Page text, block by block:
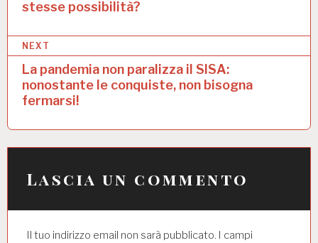
g
a
stesse possibilità?
NEXT
La pandemia non paralizza il SISA:
nonostante le conquiste, non bisogna
fermarsi!
Lascia un commento
Il tuo indirizzo email non sarà pubblicato. I campi